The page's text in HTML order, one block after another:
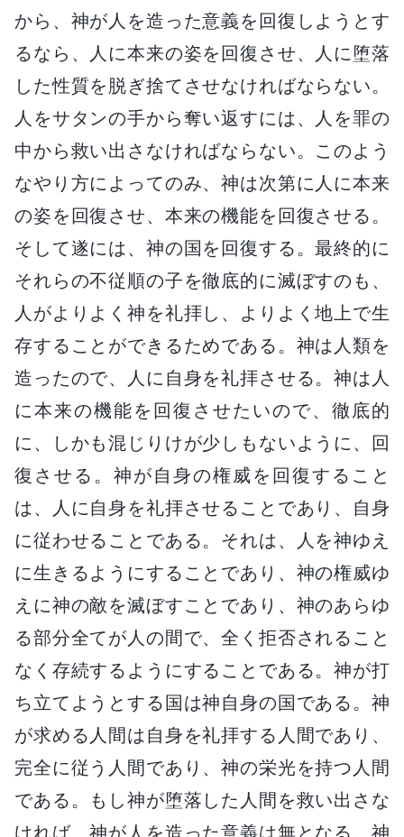
から、神が人を造った意義を回復しようとす
るなら、人に本来の姿を回復させ、人に堕落
した性質を脱ぎ捨てさせなければならない。
人をサタンの手から奪い返すには、人を罪の
中から救い出さなければならない。このよう
なやり方によってのみ、神は次第に人に本来
の姿を回復させ、本来の機能を回復させる。
そして遂には、神の国を回復する。最終的に
それらの不従順の子を徹底的に滅ぼすのも、
人がよりよく神を礼拝し、よりよく地上で生
存することができるためである。神は人類を
造ったので、人に自身を礼拝させる。神は人
に本来の機能を回復させたいので、徹底的
に、しかも混じりけが少しもないように、回
復させる。神が自身の権威を回復すること
は、人に自身を礼拝させることであり、自身
に従わせることである。それは、人を神ゆえ
に生きるようにすることであり、神の権威ゆ
えに神の敵を滅ぼすことであり、神のあらゆ
る部分全てが人の間で、全く拒否されること
なく存続するようにすることである。神が打
ち立てようとする国は神自身の国である。神
が求める人間は自身を礼拝する人間であり、
完全に従う人間であり、神の栄光を持つ人間
である。もし神が堕落した人間を救い出さな
ければ、神が人を造った意義は無となる。神